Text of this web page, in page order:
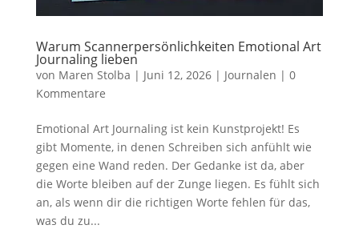
Warum Scannerpersönlichkeiten Emotional Art
Journaling lieben
von Maren Stolba | Juni 12, 2026| Journalen | 0
Kommentare
Emotional Art Journaling ist kein Kunstprojekt! Es
gibt Momente, in denen Schreiben sich anfühlt wie
gegen eine Wand reden. Der Gedanke ist da, aber
die Worte bleiben auf der Zunge liegen. Es fühlt sich
an, als wenn dir die richtigen Worte fehlen für das,
was du zu...